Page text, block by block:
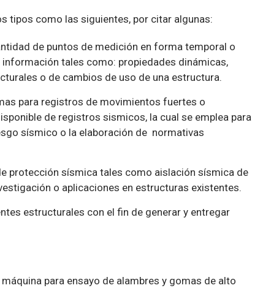
tipos como las siguientes, por citar algunas:
de puntos de medición en forma temporal o
tales como: propiedades dinámicas,
o de cambios de uso de una estructura.
para registros de movimientos fuertes o
de registros sismicos, la cual se emplea para
sísmico o la elaboración de normativas
protección sísmica tales como aislación sísmica de
o aplicaciones en estructuras existentes.
estructurales con el fin de generar y entregar
para ensayo de alambres y gomas de alto